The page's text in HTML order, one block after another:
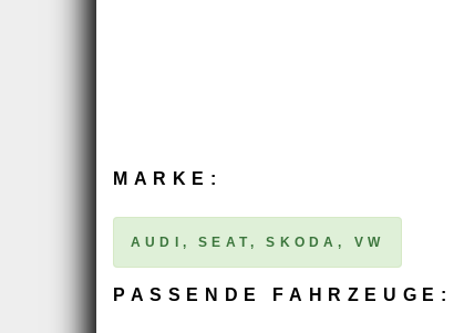
MARKE:
AUDI, SEAT, SKODA, VW
PASSENDE FAHRZEUGE: